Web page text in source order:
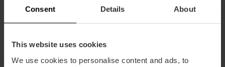
Consent Details About
This website uses cookies
We use cookies to personalise content and ads, to
paraguas, ya que a mediados de septiembre comienza la
época de lluvia.